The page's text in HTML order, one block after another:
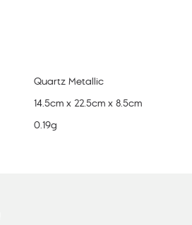
Quartz Metallic
14.5cm x22.5cm x8.5cm
0.19g